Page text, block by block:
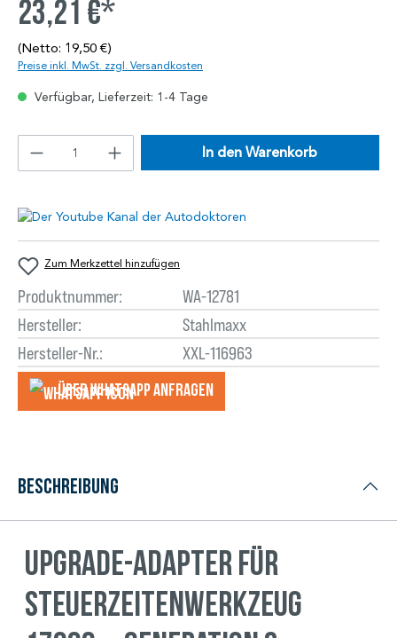
23,21 €*
(Netto: 19,50 €)
Preise inkl. MwSt. zzgl. Versandkosten
Verfügbar, Lieferzeit: 1-4 Tage
In den Warenkorb
Zum Merkzettel hinzufügen
Produktnummer:
WA-12781
Hersteller:
Stahlmaxx
Hersteller-Nr.:
XXL-116963
Über WhatsApp anfragеn
Beschreibung
Upgrade-Adapter für
Steuerzeitenwerkzeug